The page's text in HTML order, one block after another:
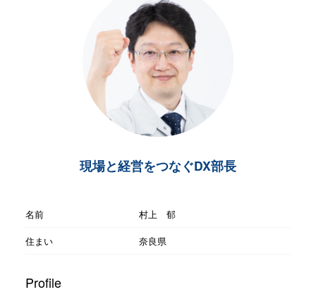
現場と経営をつなぐDX部長
名前
村上 郁
住まい
奈良県
Profile